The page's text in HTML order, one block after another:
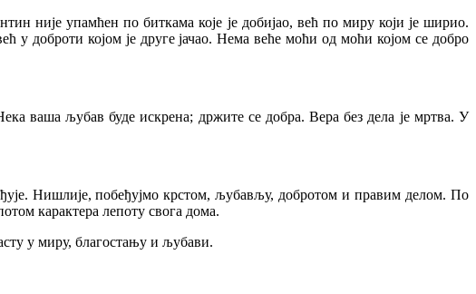
није упамћен по биткама које је добијао, већ по миру који је ширио.
у доброти којом је друге јачао. Нема веће моћи од моћи којом се добро
ваша љубав буде искрена; држите се добра. Вера без дела је мртва. У
Нишлије, побеђујмо крстом, љубављу, добротом и правим делом. По
карактера лепоту свога дома.
у миру, благостању и љубави.